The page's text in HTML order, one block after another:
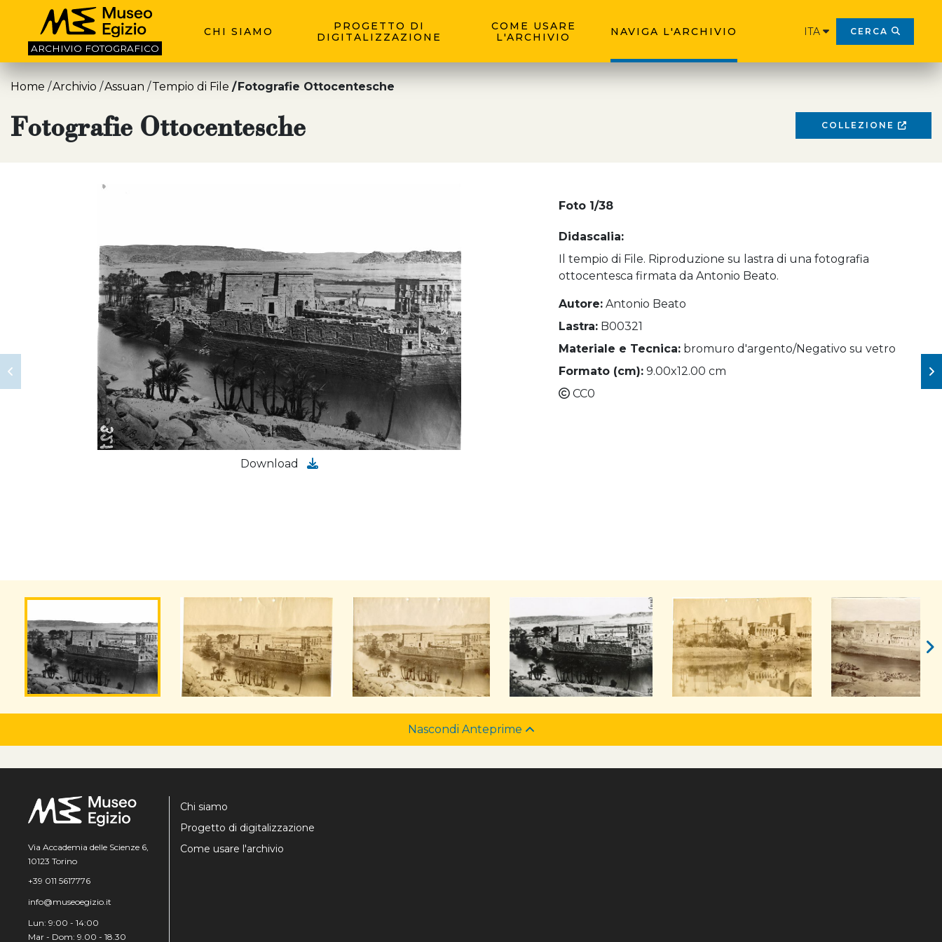
ARCHIVIO FOTOGRAFICO
CHI SIAMO
PROGETTO DI
DIGITALIZZAZIONE
COME USARE
L'ARCHIVIO
NAVIGA L'ARCHIVIO ITA CERCA
Home Archivio Assuan Tempio di File Fotografie Ottocentesche
COLLEZIONE
Fotografie Ottocentesche
Download
Foto 1/38
Didascalia:
Il tempio di File. Riproduzione su lastra di una fotografia
ottocentesca firmata da Antonio Beato.
Autore: Antonio Beato
Lastra: B00321
Materiale e Tecnica: bromuro d'argento/Negativo su vetro
Formato (cm): 9.00x12.00 cm
CC0
Nascondi Anteprime
Via Accademia delle Scienze 6,
10123 Torino
+39 011 5617776
info@museoegizio.it
Lun: 9:00 - 14:00
Mar - Dom: 9.00 - 18.30
Chi siamo
Progetto di digitalizzazione
Come usare l'archivio